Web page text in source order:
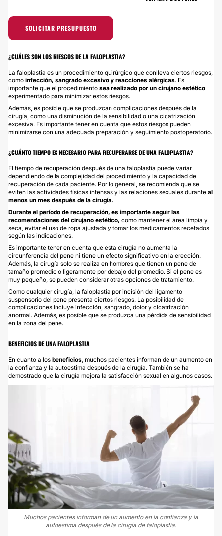
SOLICITAR PRESUPUESTO
¿CUÁLES SON LOS RIESGOS DE LA FALOPLASTIA?
La faloplastia es un procedimiento quirúrgico que conlleva ciertos riesgos,
como infección, sangrado excesivo y reacciones alérgicas. Es
importante que el procedimiento sea realizado por un cirujano estético
experimentado para minimizar estos riesgos.
Además, es posible que se produzcan complicaciones después de la
cirugía, como una disminución de la sensibilidad o una cicatrización
excesiva. Es importante tener en cuenta que estos riesgos pueden
minimizarse con una adecuada preparación y seguimiento postoperatorio.
¿CUÁNTO TIEMPO ES NECESARIO PARA RECUPERARSE DE UNA FALOPLASTIA?
El tiempo de recuperación después de una faloplastia puede variar
dependiendo de la complejidad del procedimiento y la capacidad de
recuperación de cada paciente. Por lo general, se recomienda que se
eviten las actividades físicas intensas y las relaciones sexuales durante al
menos un mes después de la cirugía.
Durante el período de recuperación, es importante seguir las
recomendaciones del cirujano estético, como mantener el área limpia y
seca, evitar el uso de ropa ajustada y tomar los medicamentos recetados
según las indicaciones.
Es importante tener en cuenta que esta cirugía no aumenta la
circunferencia del pene ni tiene un efecto significativo en la erección.
Además, la cirugía solo se realiza en hombres que tienen un pene de
tamaño promedio o ligeramente por debajo del promedio. Si el pene es
muy pequeño, se pueden considerar otras opciones de tratamiento.
Como cualquier cirugía, la faloplastia por incisión del ligamento
suspensorio del pene presenta ciertos riesgos. La posibilidad de
complicaciones incluye infección, sangrado, dolor y cicatrización
anormal. Además, es posible que se produzca una pérdida de sensibilidad
en la zona del pene.
BENEFICIOS DE UNA FALOPLASTIA
En cuanto a los beneficios, muchos pacientes informan de un aumento en
la confianza y la autoestima después de la cirugía. También se ha
demostrado que la cirugía mejora la satisfacción sexual en algunos casos.
Muchos pacientes informan de un aumento en la confianza y la
autoestima después de la cirugía de faloplastia.